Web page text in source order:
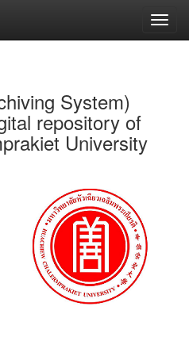
System)
repository of
University